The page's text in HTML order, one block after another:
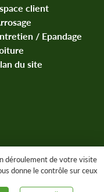
client
/ Epandage
du site
déroulement de votre visite
donne le contrôle sur ceux